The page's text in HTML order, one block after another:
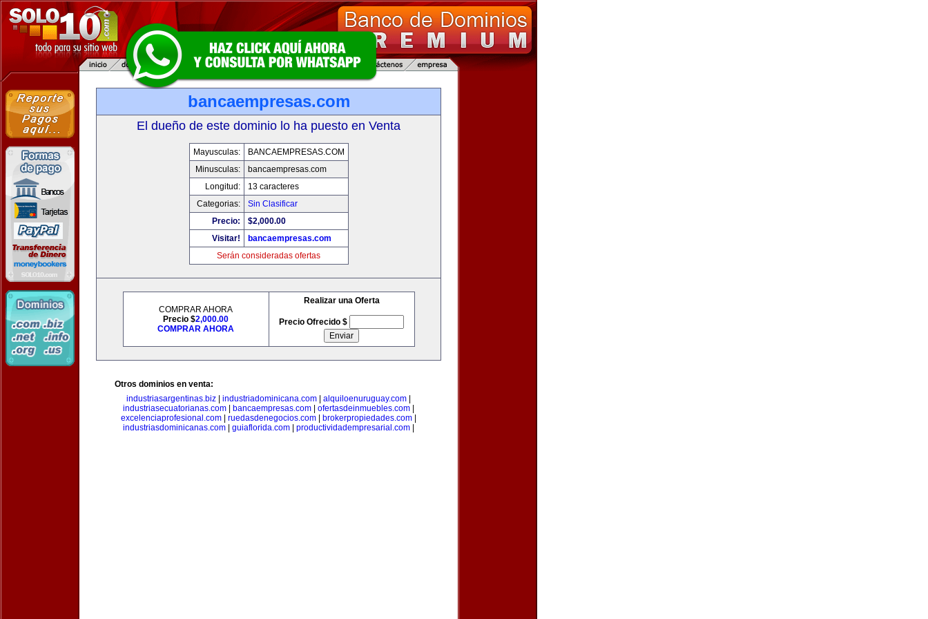
bancaempresas.com
El dueño de este dominio lo ha puesto en Venta
Mayusculas:
BANCAEMPRESAS.COM
Minusculas:
bancaempresas.com
Longitud:
13 caracteres
Categorias:
Sin Clasificar
Precio:
$2,000.00
Visitar!
bancaempresas.com
Serán consideradas ofertas
COMPRAR AHORA
Precio $2,000.00
COMPRAR AHORA
Realizar una Oferta
Precio Ofrecido $
Otros dominios en venta:
industriasargentinas.biz
industriadominicana.com alquiloenuruguay.com
industriasecuatorianas.com
bancaempresas.com ofertasdeinmuebles.com
excelenciaprofesional.com
ruedasdenegocios.com brokerpropiedades.com
industriasdominicanas.com
guiaflorida.com productividadempresarial.com